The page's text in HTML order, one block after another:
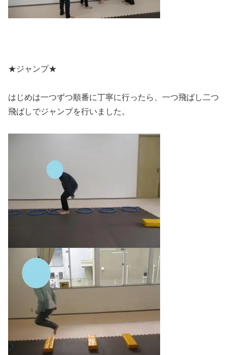
★ジャンプ★
はじめは一つずつ順番に丁寧に行ったら、一つ飛ばし二つ
飛ばしでジャンプを行いました。